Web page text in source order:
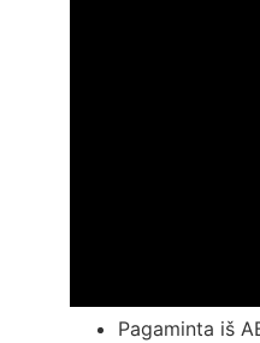
Pagaminta iš